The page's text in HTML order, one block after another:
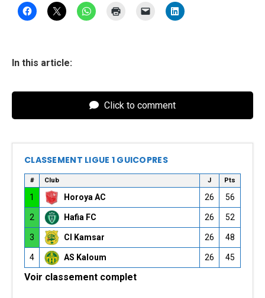
In this article:
Click to comment
CLASSEMENT LIGUE 1 GUICOPRES
# Club J Pts
1 Horoya AC 26 56
2 Hafia FC 26 52
3 CI Kamsar 26 48
4 AS Kaloum 26 45
Voir classement complet